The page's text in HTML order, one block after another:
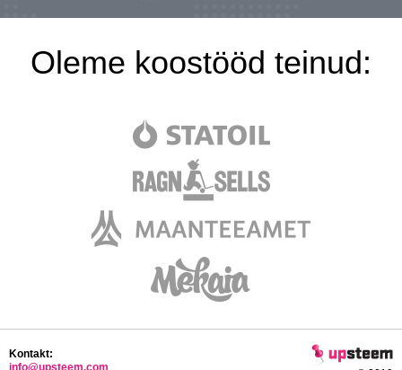
Oleme koostööd teinud:
Kontakt:
info@upsteem.com